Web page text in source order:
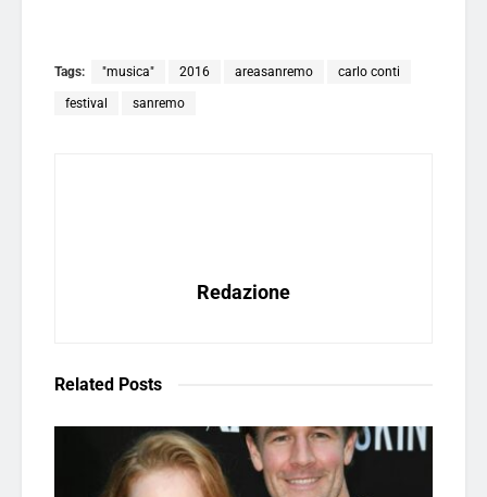
Tags: "musica" 2016 areasanremo carlo conti
festival sanremo
Redazione
Related Posts